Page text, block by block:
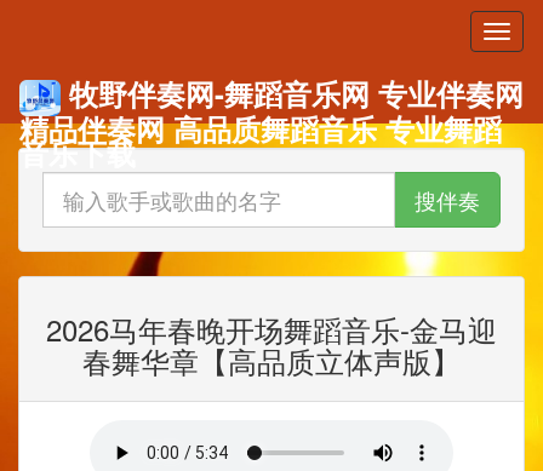
牧野伴奏网-舞蹈音乐网 专业伴奏网
精品伴奏网 高品质舞蹈音乐 专业舞蹈
音乐下载
搜伴奏
2026马年春晚开场舞蹈音乐-金马迎
春舞华章【高品质立体声版】